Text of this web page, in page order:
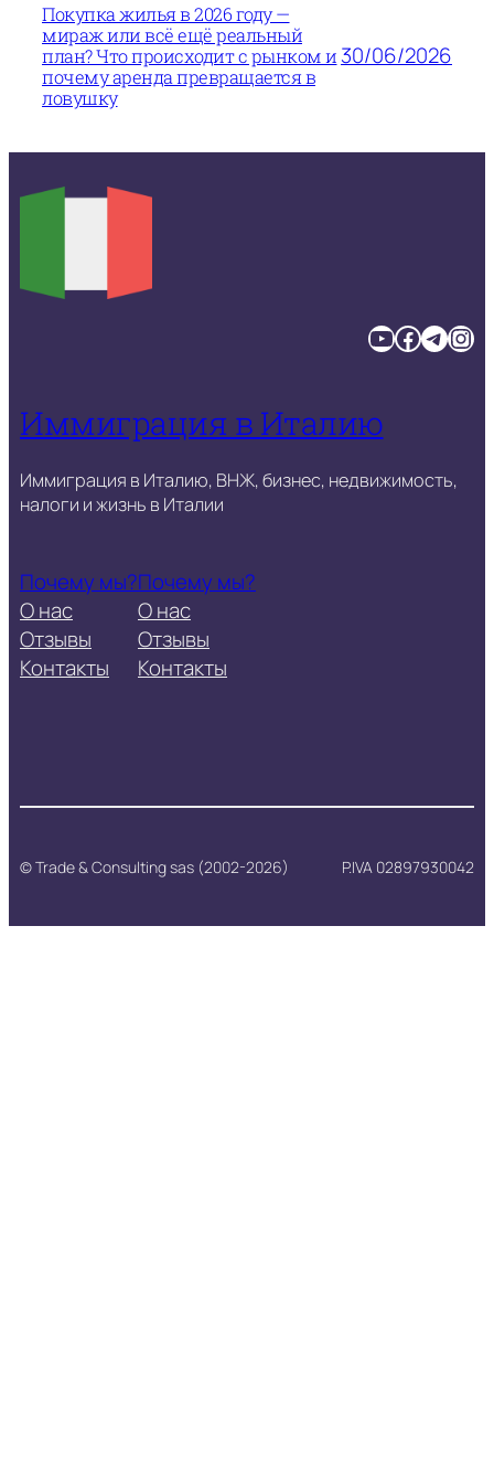
Покупка жилья в 2026 году —
мираж или всё ещё реальный
план? Что происходит с рынком и
почему аренда превращается в
ловушку
30/06/2026
YouTube Facebook TelegramInstagram
Иммиграция в Италию
Иммиграция в Италию, ВНЖ, бизнес, недвижимость,
налоги и жизнь в Италии
Почему мы?
О нас
Отзывы
Контакты
Почему мы?
О нас
Отзывы
Контакты
© Trade & Consulting sas (2002-2026) P.IVA 02897930042